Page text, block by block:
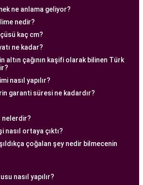
merkezde kullanılan teknoloji
sürecini daha etkili ve
Merkezi, hasta odaklı hizmet
çerçevesinde, çiftlere
yaşama şansı tanıyan kapsamlı
sunar.
Doktoru
uzman bir ekibin liderliğinde
rehberliğinde
bir süreçtir. Ankara Tüp
görev alan uzman tüp bebek
bir yaklaşımla tedavi
ne anlama geliyor?
nedir?
kaç cm?
ne kadar?
altın çağının kaşifi olarak bilinen Türk
nasıl yapılır?
garanti süresi ne kadardır?
nelerdir?
nasıl ortaya çıktı?
çoğalan şey nedir bilmecenin
nasıl yapılır?